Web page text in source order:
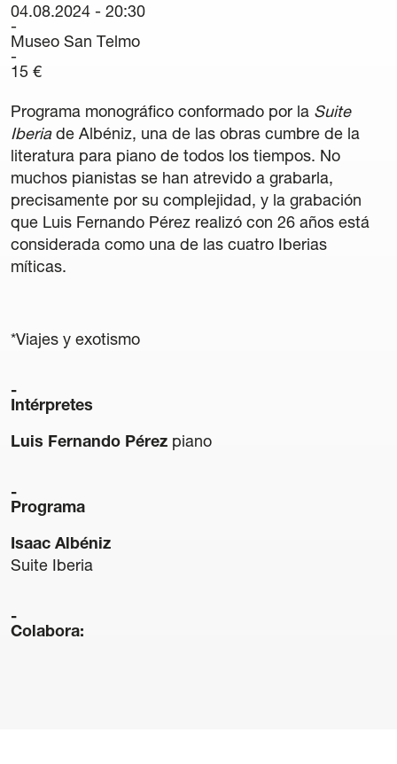
Sedes Habituales
La Quincena Verde
Hazte Amigo
Amigos
Noticias
04.08.2024 - 20:30
Museo San Telmo
15 €
Programa monográfico conformado por la Suite
Iberia de Albéniz, una de las obras cumbre de la
literatura para piano de todos los tiempos. No
muchos pianistas se han atrevido a grabarla,
precisamente por su complejidad, y la grabación
que Luis Fernando Pérez realizó con 26 años está
considerada como una de las cuatro Iberias
míticas.
*Viajes y exotismo
Intérpretes
Luis Fernando Pérez piano
Programa
Isaac Albéniz
Suite Iberia
Colabora: